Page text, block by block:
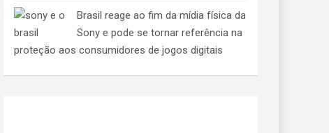
Brasil reage ao fim da mídia física da
Sony e pode se tornar referência na
proteção aos consumidores de jogos digitais